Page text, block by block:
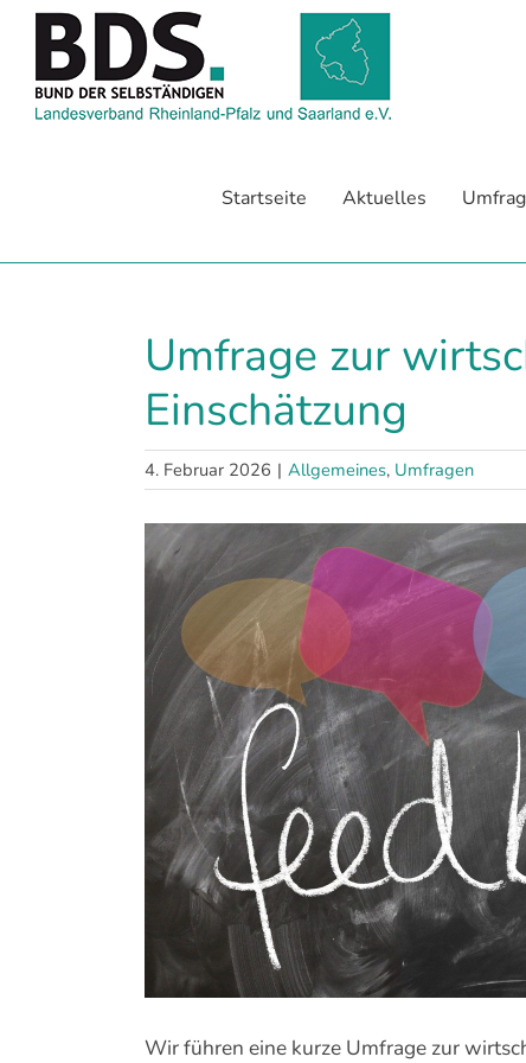
Zum
springen
Startseite Aktuelles
Umfrage zur
Einschätzung
4. Februar 2026 | Allgemeines, Umfragen
Zeige
grösseres
Bild
Wir führen eine kurze Umfrage zur